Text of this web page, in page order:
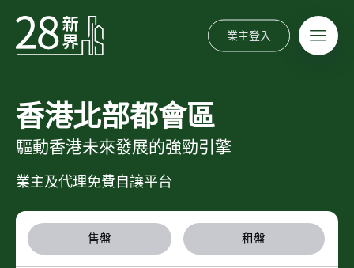
業主登入
香港北部都會區
驅動香港未來發展的強勁引擎
業主及代理免費自讓平台
售盤 租盤